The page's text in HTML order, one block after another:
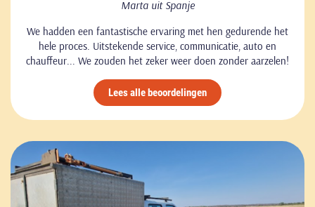
Marta uit Spanje
We hadden een fantastische ervaring met hen gedurende het
hele proces. Uitstekende service, communicatie, auto en
chauffeur... We zouden het zeker weer doen zonder aarzelen!
Lees alle beoordelingen